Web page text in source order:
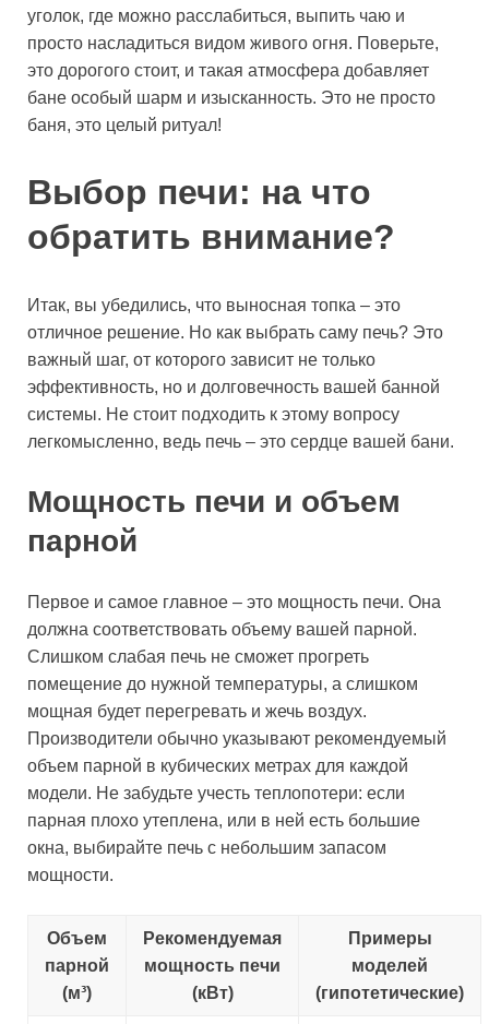
уголок, где можно расслабиться, выпить чаю и
просто насладиться видом живого огня. Поверьте,
это дорогого стоит, и такая атмосфера добавляет
бане особый шарм и изысканность. Это не просто
баня, это целый ритуал!
Выбор печи: на что
обратить внимание?
Итак, вы убедились, что выносная топка – это
отличное решение. Но как выбрать саму печь? Это
важный шаг, от которого зависит не только
эффективность, но и долговечность вашей банной
системы. Не стоит подходить к этому вопросу
легкомысленно, ведь печь – это сердце вашей бани.
Мощность печи и объем
парной
Первое и самое главное – это мощность печи. Она
должна соответствовать объему вашей парной.
Слишком слабая печь не сможет прогреть
помещение до нужной температуры, а слишком
мощная будет перегревать и жечь воздух.
Производители обычно указывают рекомендуемый
объем парной в кубических метрах для каждой
модели. Не забудьте учесть теплопотери: если
парная плохо утеплена, или в ней есть большие
окна, выбирайте печь с небольшим запасом
мощности.
Объем
парной
(м³)
Рекомендуемая
мощность печи
(кВт)
Примеры
моделей
(гипотетические)